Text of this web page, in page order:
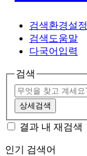
검색환경설정
검색도움말
다국어입력
검색
상세검색
결과 내 재검색
인기 검색어